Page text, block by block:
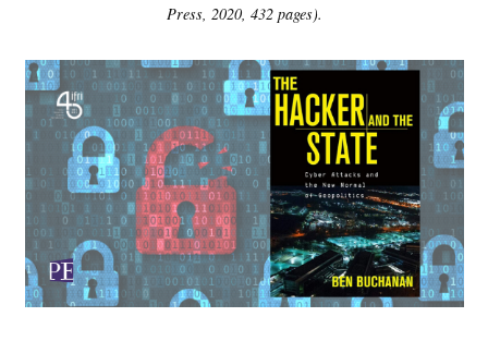
Press, 2020, 432 pages).